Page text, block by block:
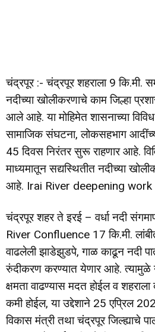
चंद्रपूर :- चंद्रपूर शहराला 9 कि.मी.
नदीच्या खोलीकरणाचे काम जिल्हा
आले आहे. या मोहिमेत शासनाच्या
सामाजिक संघटना, लोकसहभाग
45 दिवस निरंतर सुरू राहणार आहे.
माध्यमातून सद्यस्थितीत नदीच्या
आहे. Irai River deepening
चंद्रपूर शहर ते इरई – वर्धा नदी
River Confluence 17 कि.मी.
वाढलेली झाडेझुडपे, गाळ काढून नदी
रुंदीकरण करण्यात येणार आहे. त्यामुळे
क्षमता वाढण्यास मदत होईल व शहराला
कमी होईल, या उद्देशाने 25 एप्रिल
विकास मंत्री तथा चंद्रपूर जिल्ह्याचे